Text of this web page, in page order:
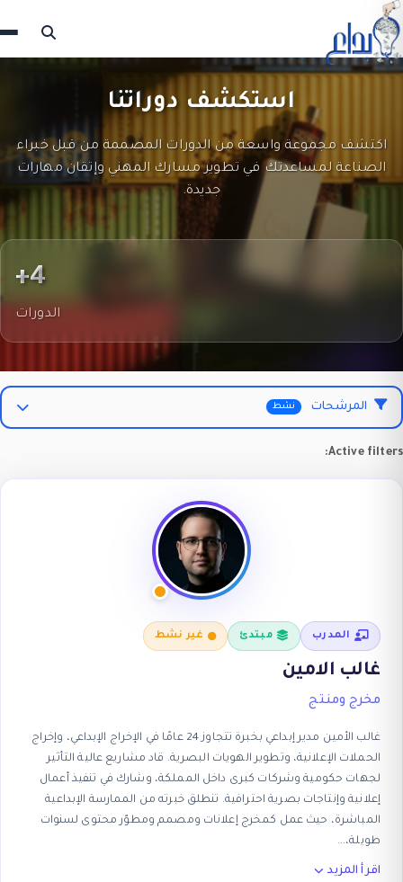
استكشف دوراتنا
اكتشف مجموعة واسعة من الدورات المصممة من قبل خبراء
الصناعة لمساعدتك في تطوير مسارك المهني وإتقان مهارات
جديدة.
4+
الدورات
المرشحات نشط
Active
المدرب مبتدئ غير نشط
غالب الامين
مخرج ومنتج
غالب الأمين مدير إبداعي بخبرة تتجاوز 24 عامًا في الإخراج الإبداعي، وإخراج
الحملات الإعلانية، وتطوير الهويات البصرية. قاد مشاريع عالية التأثير
لجهات حكومية وشركات كبرى داخل المملكة، وشارك في تنفيذ أعمال
إعلانية وإنتاجات بصرية احترافية. تنطلق خبرته من الممارسة الإبداعية
المباشرة، حيث عمل كمخرج إعلانات ومصمم ومطوّر محتوى لسنوات
طويلة،...
اقرأ المزيد